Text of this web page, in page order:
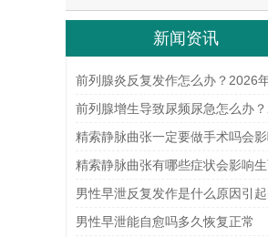
新闻资讯
前列腺炎反复发作怎么办？2026
科学治疗与日常护理指南
前列腺增生导致尿频尿急怎么办
年科学治疗与日常护理指南
精索静脉曲张一定要做手术吗会
育能力吗
精索静脉曲张有哪些症状会影响
如何治疗
男性早泄反复发作是什么原因引
男性早泄能自愈吗多久恢复正常